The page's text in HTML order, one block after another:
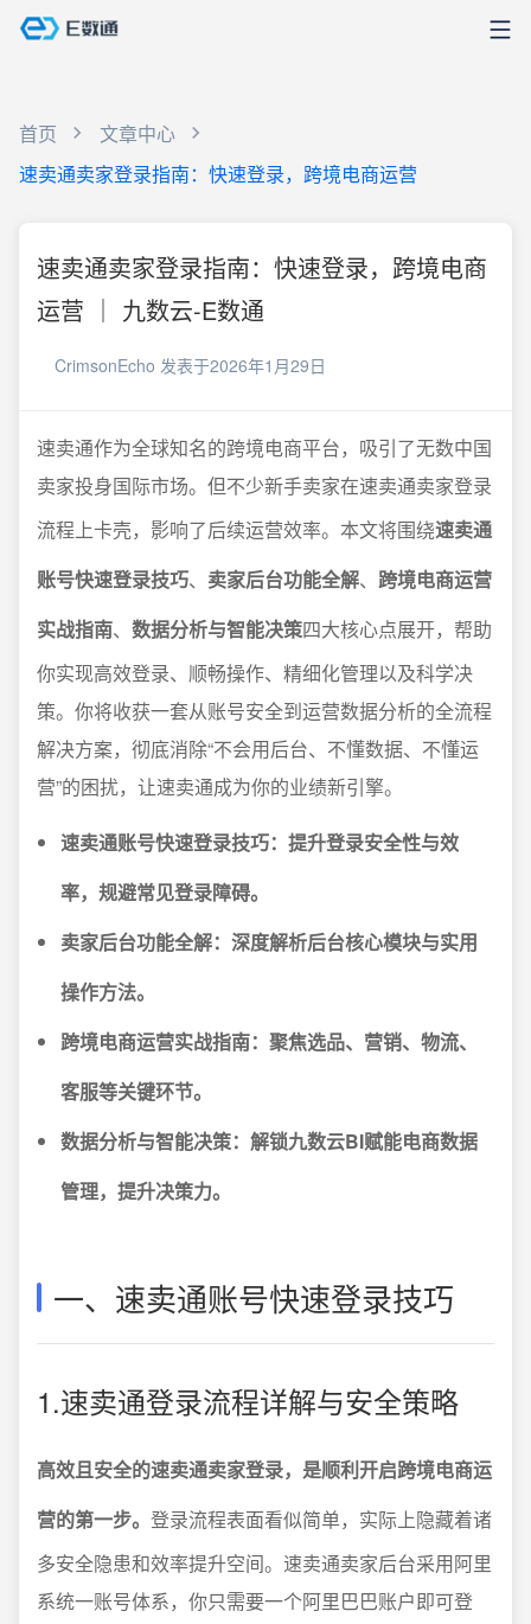
首页
文章中心
速卖通卖家登录指南：快速登录，跨境电商运营
速卖通卖家登录指南：快速登录，跨境电商
运营 ｜ 九数云-E数通
CrimsonEcho 发表于2026年1月29日
速卖通作为全球知名的跨境电商平台，吸引了无数中国
卖家投身国际市场。但不少新手卖家在速卖通卖家登录
流程上卡壳，影响了后续运营效率。本文将围绕速卖通
账号快速登录技巧、 卖家后台功能全解、 跨境电商运营
实战指南、 数据分析与智能决策四大核心点展开，帮助
你实现高效登录、顺畅操作、精细化管理以及科学决
策。你将收获一套从账号安全到运营数据分析的全流程
解决方案，彻底消除“不会用后台、不懂数据、不懂运
营”的困扰，让速卖通成为你的业绩新引擎。
速卖通账号快速登录技巧：提升登录安全性与效
率，规避常见登录障碍。
卖家后台功能全解：深度解析后台核心模块与实用
操作方法。
跨境电商运营实战指南：聚焦选品、营销、物流、
客服等关键环节。
数据分析与智能决策：解锁九数云BI赋能电商数据
管理，提升决策力。
一、速卖通账号快速登录技巧
1.速卖通登录流程详解与安全策略
高效且安全的速卖通卖家登录，是顺利开启跨境电商运
营的第一步。 登录流程表面看似简单，实际上隐藏着诸
多安全隐患和效率提升空间。速卖通卖家后台采用阿里
系统一账号体系，你只需要一个阿里巴巴账户即可登